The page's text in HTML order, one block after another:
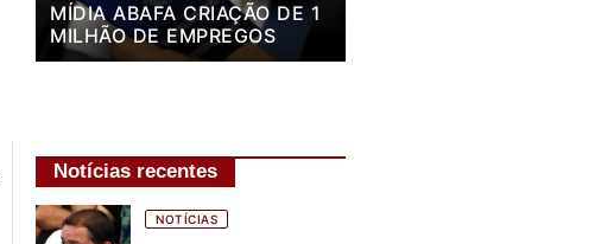
MÍDIA ABAFA CRIAÇÃO DE 1
MILHÃO DE EMPREGOS
Notícias recentes
NOTÍCIAS